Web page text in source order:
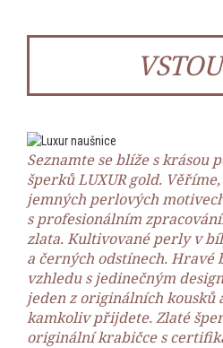
Seznamte se blíže s krásou
šperků LUXUR gold.
jemných perlových
s profesionálním
zlata. Kultivované perly v
a černých odstínech.
vzhledu s jedinečným
jeden z originálních kousků
kamkoliv přijdete. Zlaté
originální krabičce s